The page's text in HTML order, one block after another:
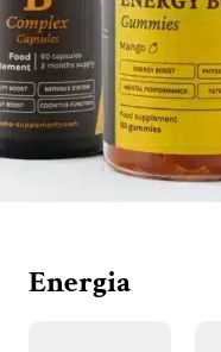
Energia